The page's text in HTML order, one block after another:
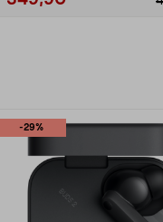
-29%